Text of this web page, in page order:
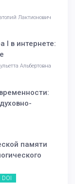
Лактионович
I в интернете:
Альбертовна
памяти
DOI